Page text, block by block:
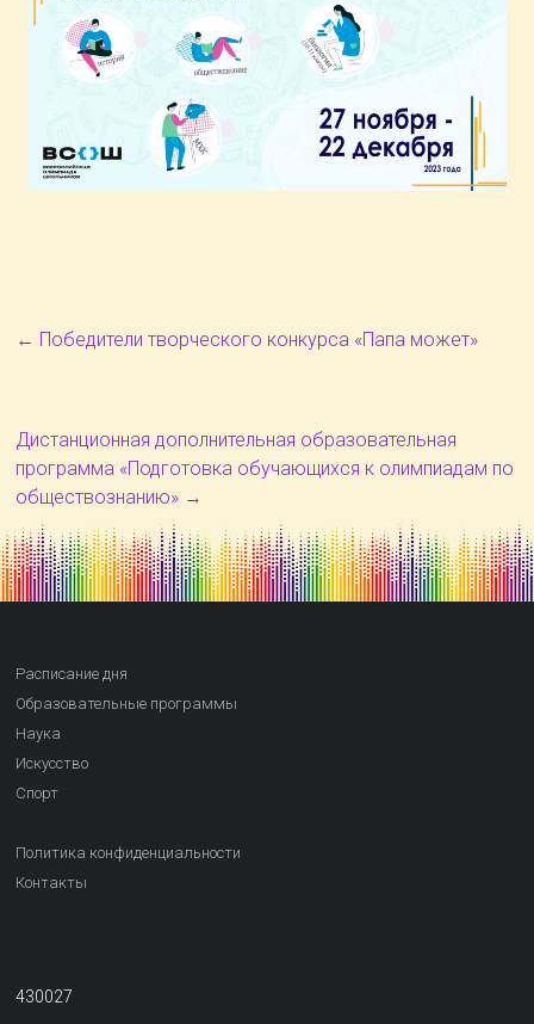
← Победители творческого конкурса «Папа может»
Дистанционная дополнительная образовательная
программа «Подготовка обучающихся к олимпиадам по
обществознанию» →
Расписание дня
Образовательные программы
Наука
Искусство
Спорт
Политика конфиденциальности
Контакты
430027